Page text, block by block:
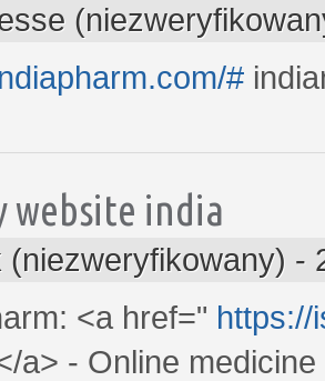
#
website india
(niezweryfikowany) -
<a href=" https://
a> - Online medicine